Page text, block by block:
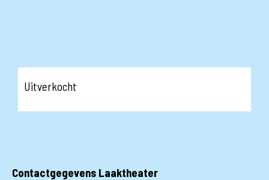
Uitverkocht
Contactgegevens Laaktheater